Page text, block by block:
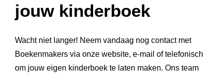
jouw kinderboek
Wacht niet langer! Neem vandaag nog contact met
Boekenmakers via onze website, e-mail of telefonisch
om jouw eigen kinderboek te laten maken. Ons team